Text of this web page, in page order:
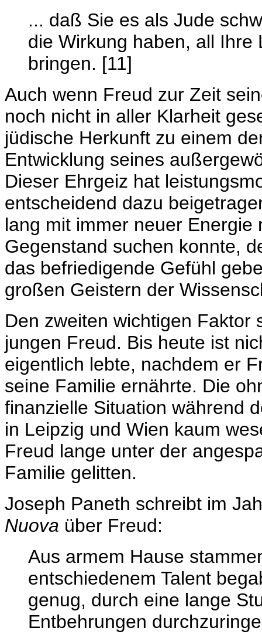
... daß Sie es als Jude
die Wirkung haben, all Ihre
bringen. [11]
Auch wenn Freud zur Zeit
noch nicht in aller Klarheit
jüdische Herkunft zu einem
Entwicklung seines
Dieser Ehrgeiz hat
entscheidend dazu
lang mit immer neuer
Gegenstand suchen konnte,
das befriedigende Gefühl
großen Geistern der
Den zweiten wichtigen Faktor
jungen Freud. Bis heute ist
eigentlich lebte, nachdem er
seine Familie ernährte. Die
finanzielle Situation während
in Leipzig und Wien kaum
Freud lange unter der
Familie gelitten.
Joseph Paneth schreibt im
Nuova über Freud:
Aus armem Hause
entschiedenem Talent
genug, durch eine lange
Entbehrungen